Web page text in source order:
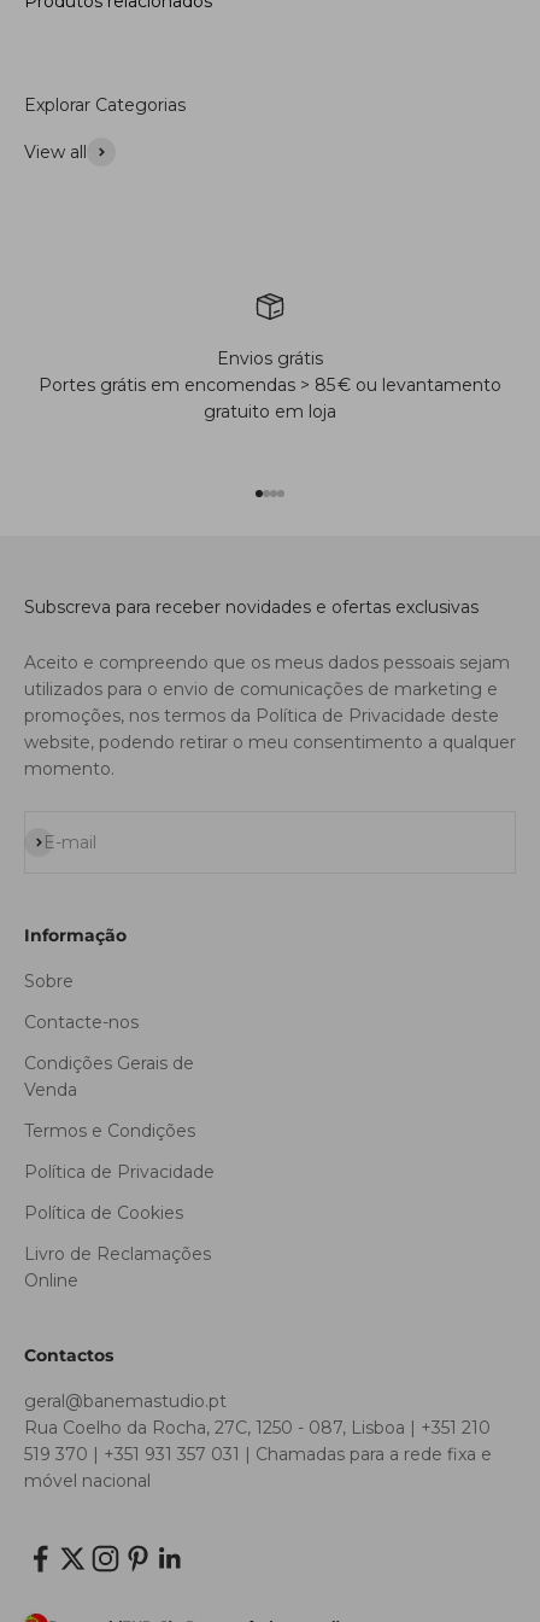
Explorar Categorias
View all
Envios grátis
Portes grátis em encomendas > 85 € ou levantamento
gratuito em loja
Subscreva para receber novidades e ofertas exclusivas
Aceito e compreendo que os meus dados pessoais sejam
utilizados para o envio de comunicações de marketing e
promoções, nos termos da Política de Privacidade deste
website, podendo retirar o meu consentimento a qualquer
momento.
E-mail
Subscrever
Informação
Sobre
Contacte-nos
Condições Gerais de
Venda
Termos e Condições
Política de Privacidade
Política de Cookies
Livro de Reclamações
Online
Contactos
geral@banemastudio.pt
Rua Coelho da Rocha, 27C, 1250 - 087, Lisboa | +351 210
519 370 | +351 931 357 031 | Chamadas para a rede fixa e
móvel nacional